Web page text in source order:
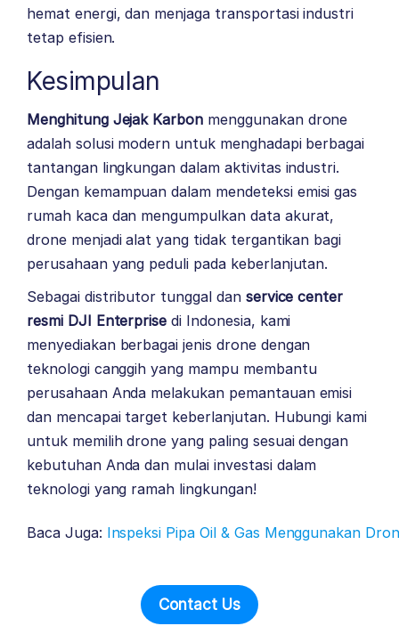
hemat energi, dan menjaga transportasi industri
tetap efisien.
Kesimpulan
Menghitung Jejak Karbon menggunakan drone
adalah solusi modern untuk menghadapi berbagai
tantangan lingkungan dalam aktivitas industri.
Dengan kemampuan dalam mendeteksi emisi gas
rumah kaca dan mengumpulkan data akurat,
drone menjadi alat yang tidak tergantikan bagi
perusahaan yang peduli pada keberlanjutan.
Sebagai distributor tunggal dan service center
resmi DJI Enterprise di Indonesia, kami
menyediakan berbagai jenis drone dengan
teknologi canggih yang mampu membantu
perusahaan Anda melakukan pemantauan emisi
dan mencapai target keberlanjutan. Hubungi kami
untuk memilih drone yang paling sesuai dengan
kebutuhan Anda dan mulai investasi dalam
teknologi yang ramah lingkungan!
Baca Juga: Inspeksi Pipa Oil & Gas Menggunakan
Contact Us